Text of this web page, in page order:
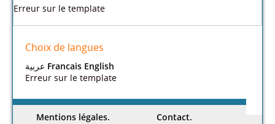
Erreur sur le template
Choix de langues
عربية Francais English
Erreur sur le template
Mentions légales. Contact.